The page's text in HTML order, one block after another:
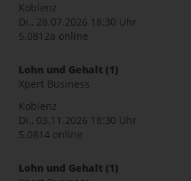
Koblenz
Di., 28.07.2026 18:30 Uhr
5.0812a online
Lohn und Gehalt (1)
Xpert Business
Koblenz
Di., 03.11.2026 18:30 Uhr
5.0814 online
Lohn und Gehalt (1)